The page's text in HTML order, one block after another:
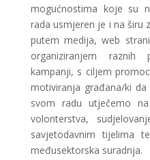
mogućnostima koje su
rada usmjeren je i na širu
putem medija, web
organiziranjem raznih
kampanji, s ciljem
motiviranja građana/ki
svom radu utječemo
volonterstva,
savjetodavnim tijelima
međusektorska suradnja.